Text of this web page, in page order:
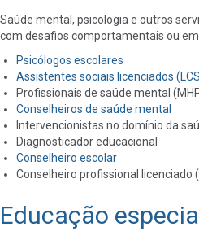
Saúde mental, psicologia e outros
com desafios comportamentais ou
Psicólogos escolares
Assistentes sociais licenciados
Profissionais de saúde mental
Conselheiros de saúde mental
Intervencionistas no domínio da
Diagnosticador educacional
Conselheiro escolar
Conselheiro profissional licenciado
Educação